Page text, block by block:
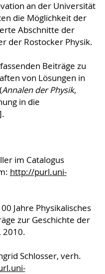
an der Universität
die Möglichkeit der
Abschnitte der
der Rostocker Physik.
Beiträge zu
von Lösungen in
Annalen der Physik,
in die
im Catalogus
http://purl.uni-
Jahre Physikalisches
zur Geschichte der
2010.
Schlosser, verh.